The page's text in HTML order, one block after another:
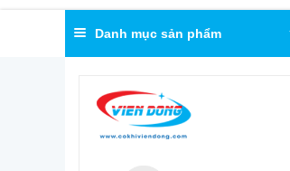
Danh mục sản phẩm